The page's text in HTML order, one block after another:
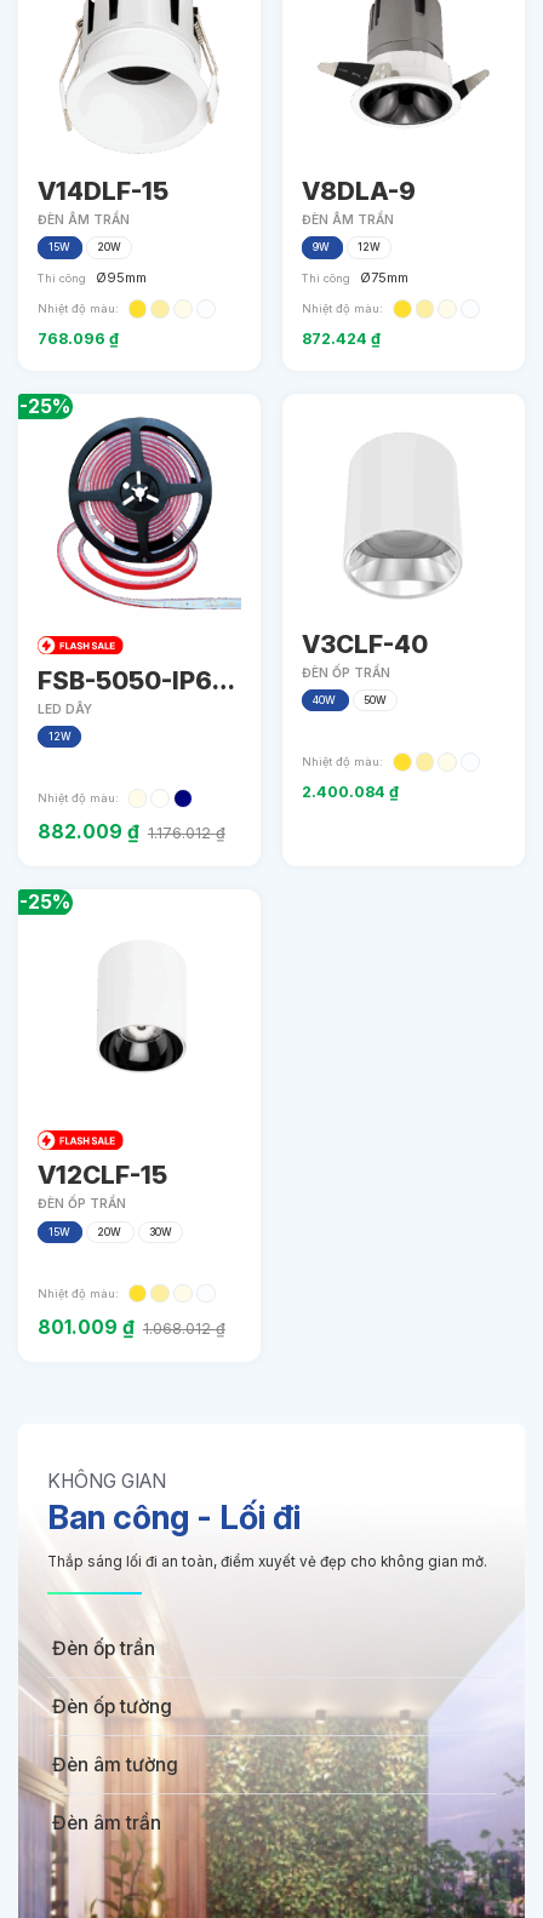
V14DLF-15
ĐÈN ÂM TRẦN
Thi công Ø95mm
15W 20W
Nhiệt độ màu:
768.096 ₫
V8DLA-9
ĐÈN ÂM TRẦN
Thi công Ø75mm
9W 12W
Nhiệt độ màu:
872.424₫
-25%
FSB-5050-IP67-
L60
LED DÂY
12W
Nhiệt độ màu:
882.009 ₫ 1.176.012₫
V3CLF-40
ĐÈN ỐP TRẦN
40W 50W
Nhiệt độ màu:
2.400.084₫
-25%
V12CLF-15
ĐÈN ỐP TRẦN
15W 20W 30W
Nhiệt độ màu:
801.009 ₫ 1.068.012₫
KHÔNG GIAN
Ban công - Lối đi
Thắp sáng lối đi an toàn, điểm xuyết vẻ đẹp cho không gian mở.
Đèn ốp trần
Đèn ốp tường
Đèn âm tường
Đèn âm trần